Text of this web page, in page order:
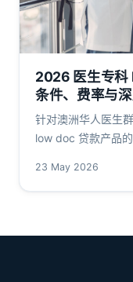
2026 医生专科
条件、费率与
针对澳洲华人医生
low doc 贷款产品
23 May 2026